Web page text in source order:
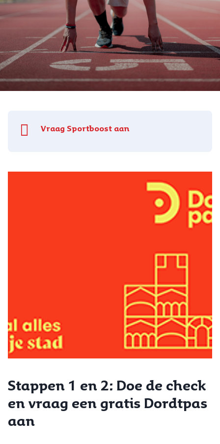
Vraag Sportboost aan
Stappen 1 en 2: Doe de check
en vraag een gratis Dordtpas
aan